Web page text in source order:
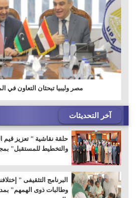
مصر وليبيا تبحثان التعاون في
آخر التحديثات
حلقة نقاشية " تعزيز قيم
والتخطيط للمستقبل"
البرنامج التثقيفى "
وطالبات ذوى الهمهم"